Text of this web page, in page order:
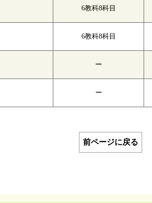
6教科8科目
6教科8科目
ー
ー
前ページに戻る